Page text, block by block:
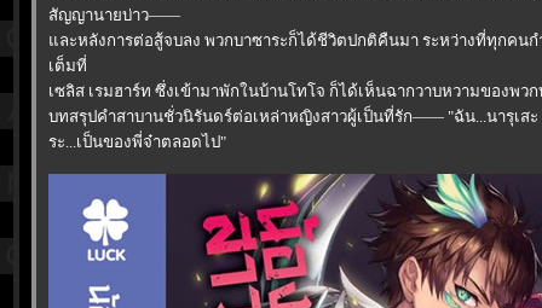
สัญญานายบ่าว——
ละหลังการต่อสู้จบลง พวกบาซาระก็ได้ชีวิตปกติคืนมา ระหว่างที่ทุกคนก
เต็มที่
เซลิส เรมฮาร์ท ซึ่งเข้ามาพักในบ้านโทโจ ก็ได้เห็นฉากวาบหวามของพว
บทสรุปคำสาบานชั่วนิรันดร์ต่อเหล่าหญิงสาวผู้เป็นที่รัก—— "ฉัน...นารุเสะ
ระ...เป็นของพี่จ๋าตลอดไป"